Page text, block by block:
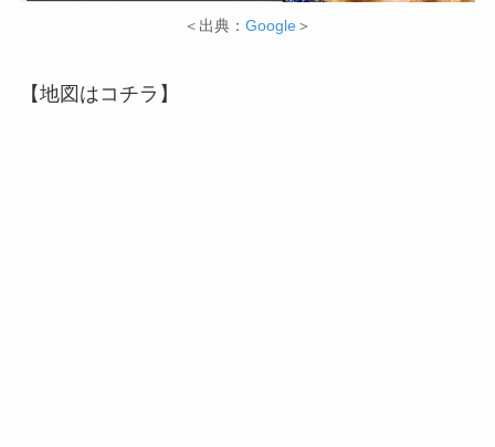
＜出典： Google ＞
【地図はコチラ】